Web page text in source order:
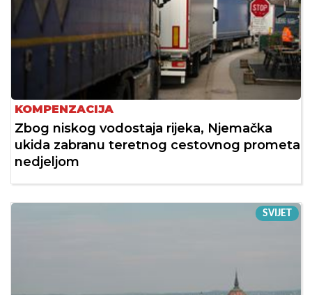
KOMPENZACIJA
Zbog niskog vodostaja rijeka, Njemačka
ukida zabranu teretnog cestovnog prometa
nedjeljom
SVIJET